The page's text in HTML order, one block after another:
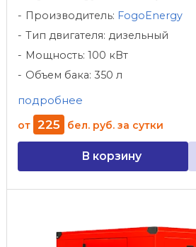
Производитель: FogoEnergy
Тип двигателя: дизельный
Мощность: 100 кВт
Объем бака: 350 л
подробнее
от 225 бел. руб. за сутки
В корзину